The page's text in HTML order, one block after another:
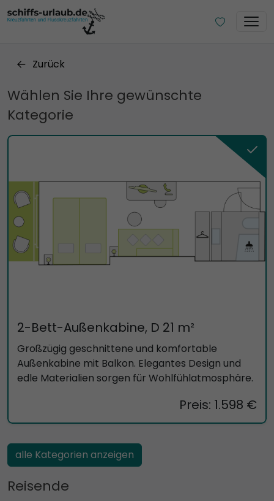
Zurück
Wählen Sie Ihre gewünschte
Kategorie
2-Bett-Außenkabine, D 21 m²
Großzügig geschnittene und komfortable
Außenkabine mit Balkon. Elegantes Design und
edle Materialien sorgen für Wohlfühlatmosphäre.
Preis: 1.598 €
alle Kategorien anzeigen
Reisende